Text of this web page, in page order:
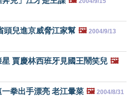
頭兒進京威脅江家幫 🖼️ 2004/9/13
賈慶林西班牙見國王鬧笑兒 🖼️
拳出手漂亮 老江暈菜 🖼️ 2004/8/31